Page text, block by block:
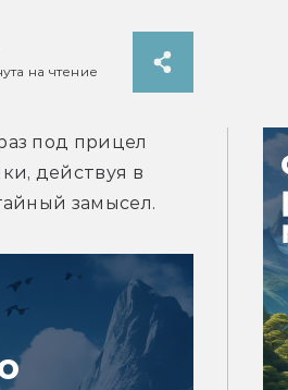
на чтение
под прицел
действуя в
замысел.